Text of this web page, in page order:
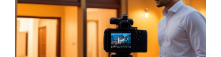
financieros. Si estás listo para dar el siguiente
paso hacia una venta exitosa y rentable, no dudes
en contactar a Mª Jose Escudero hoy mismo. Ella
está aquí para ayudarte a navegar por este